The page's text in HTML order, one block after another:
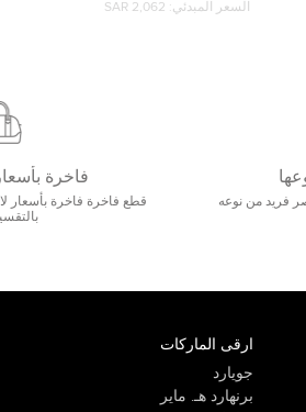
السعر المبدئي: 2,062 SAR
فريد من نوعه
فاخرة
قطع فاخرة فاخرة بأسعار
ارقى الماركات
جويارد
برنهارد هـ. ماير